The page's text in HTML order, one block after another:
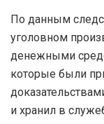
По данным
уголовном
денежными
которые были
и хранил в